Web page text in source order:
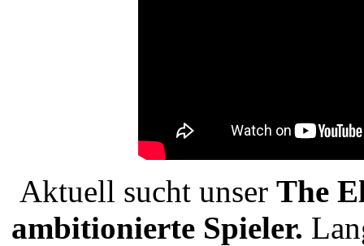
Aktuell sucht unser The
ambitionierte Spieler.